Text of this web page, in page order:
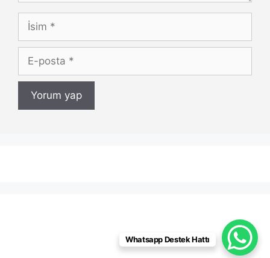
İsim
posta
Whatsapp Destek Hattı